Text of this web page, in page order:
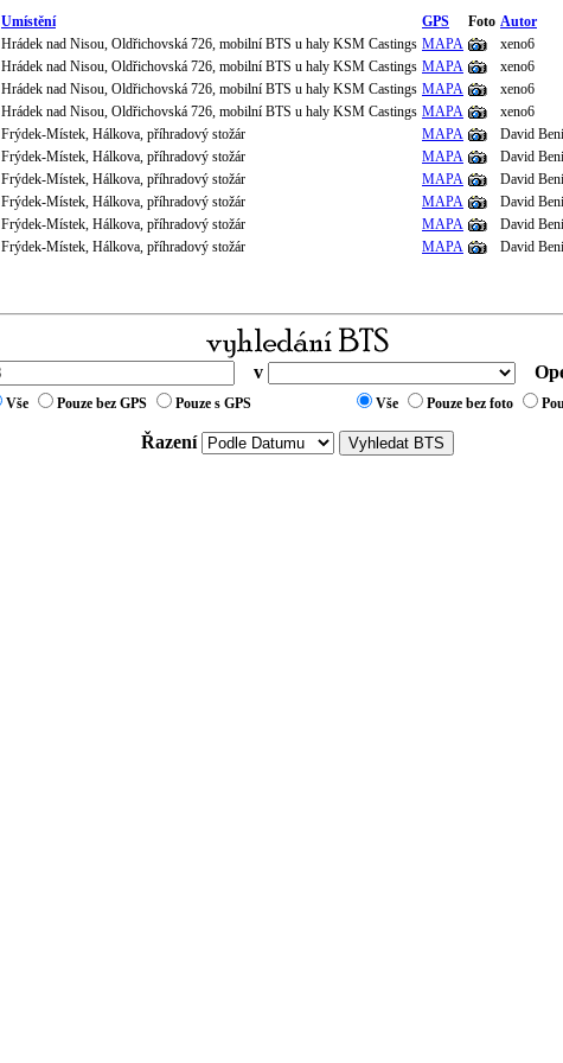
Umístění GPS Foto Autor
Hrádek nad Nisou, Oldřichovská 726, mobilní BTS u haly KSM Castings MAPA
xeno6
Hrádek nad Nisou, Oldřichovská 726, mobilní BTS u haly KSM Castings MAPA
xeno6
Hrádek nad Nisou, Oldřichovská 726, mobilní BTS u haly KSM Castings MAPA
xeno6
Hrádek nad Nisou, Oldřichovská 726, mobilní BTS u haly KSM Castings MAPA
xeno6
Frýdek-Místek, Hálkova, příhradový stožár MAPA
David
Frýdek-Místek, Hálkova, příhradový stožár MAPA
David
Frýdek-Místek, Hálkova, příhradový stožár MAPA
David
Frýdek-Místek, Hálkova, příhradový stožár MAPA
David
Frýdek-Místek, Hálkova, příhradový stožár MAPA
David
Frýdek-Místek, Hálkova, příhradový stožár MAPA David
v
Vše Pouze bez GPS Pouze s GPS Vše Pouze bez foto
Řazení